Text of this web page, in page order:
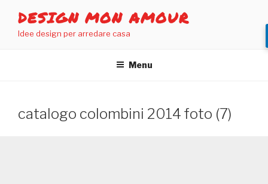
contenuto
DESIGN MON AMOUR
Idee design per arredare casa
Menu
catalogo colombini 2014 foto (7)